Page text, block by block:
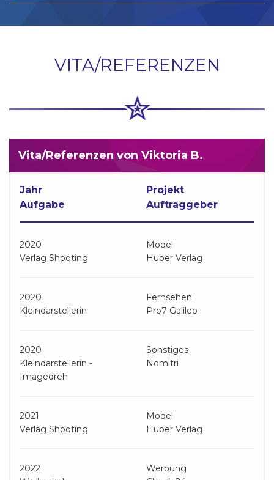
VITA/REFERENZEN
Vita/Referenzen von Viktoria B.
Jahr
Projekt
Aufgabe
Auftraggeber
2020
Model
Verlag Shooting
Huber Verlag
2020
Fernsehen
Kleindarstellerin
Pro7 Galileo
2020
Sonstiges
Kleindarstellerin -
Imagedreh
Nomitri
2021
Model
Verlag Shooting
Huber Verlag
2022
Werbung